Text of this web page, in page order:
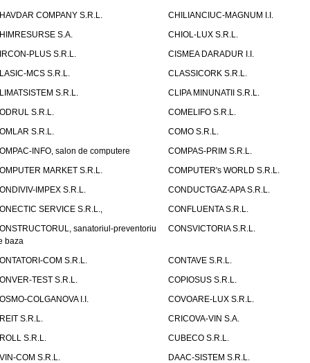
COMPANY S.R.L.
CHILIANCIUC-MAGNUM I.I.
S.A.
CHIOL-LUX S.R.L.
PLUS S.R.L.
CISMEA DARADUR I.I.
MCS S.R.L.
CLASSICORK S.R.L.
S.R.L.
CLIPA MINUNATII S.R.L.
S.R.L.
COMELIFO S.R.L.
S.R.L.
COMO S.R.L.
INFO, salon de computere
COMPAS-PRIM S.R.L.
MARKET S.R.L.
COMPUTER's WORLD S.R.L.
IMPEX S.R.L.
CONDUCTGAZ-APA S.R.L.
SERVICE S.R.L.,
CONFLUENTA S.R.L.
sanatoriul-preventoriu
baza
CONSVICTORIA S.R.L.
COM S.R.L.
CONTAVE S.R.L.
TEST S.R.L.
COPIOSUS S.R.L.
COLGANOVA I.I.
COVOARE-LUX S.R.L.
S.R.L.
CRICOVA-VIN S.A.
S.R.L.
CUBECO S.R.L.
COM S.R.L.
DAAC-SISTEM S.R.L.